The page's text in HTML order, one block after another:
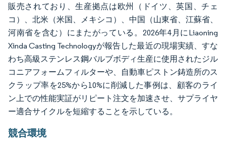
販売されており、生産拠点は欧州（ドイツ、英国、チェ
コ）、北米（米国、メキシコ）、中国（山東省、江蘇省、
河南省を含む）にまたがっている。2026年4月にLiaoning
Xinda Casting Technologyが報告した最近の現場実績、すな
わち高級ステンレス鋼バルブボディ生産に使用されたジル
コニアフォームフィルターや、自動車ピストン鋳造所のス
クラップ率を25%から10%に削減した事例は、顧客のライ
ン上での性能実証がリピート注文を加速させ、サプライヤ
ー適合サイクルを短縮することを示している。
競合環境